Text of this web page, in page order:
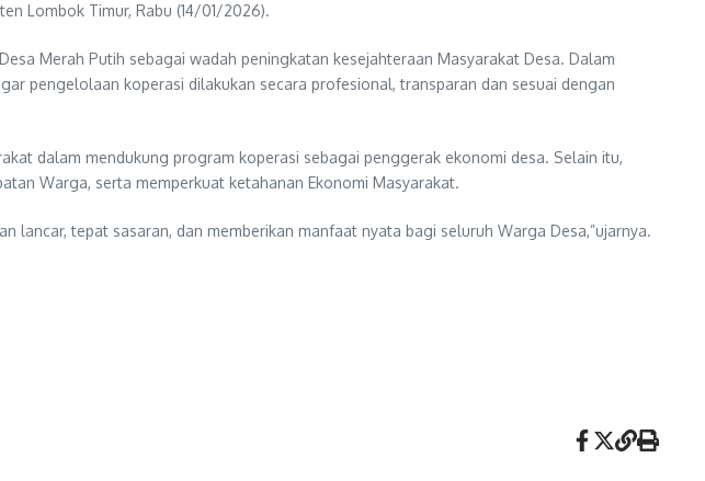
Lombok Timur, Rabu (14/01/2026).
Merah Putih sebagai wadah peningkatan kesejahteraan Masyarakat Desa. Dalam
pengelolaan koperasi dilakukan secara profesional, transparan dan sesuai dengan
dalam mendukung program koperasi sebagai penggerak ekonomi desa. Selain itu,
Warga, serta memperkuat ketahanan Ekonomi Masyarakat.
lancar, tepat sasaran, dan memberikan manfaat nyata bagi seluruh Warga Desa,”ujarnya.